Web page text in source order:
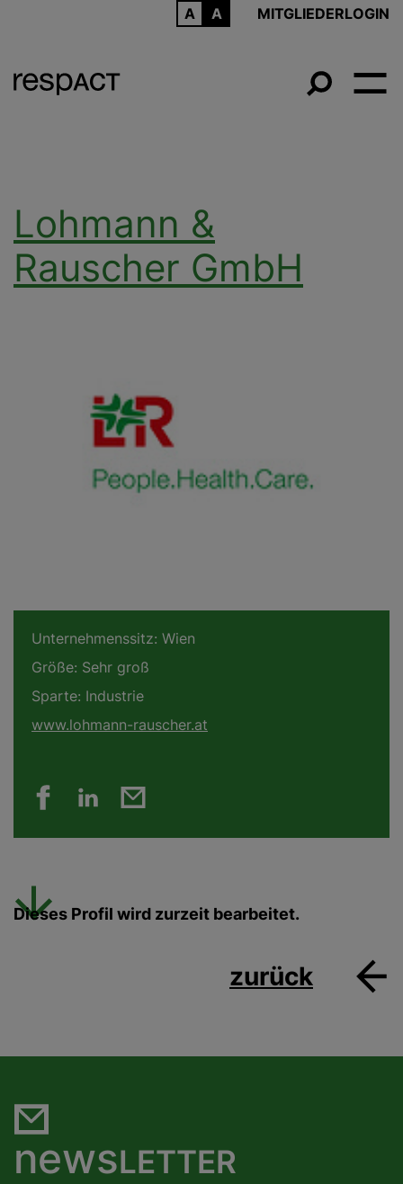
MITGLIEDERLOGIN
Lohmann &
Rauscher GmbH
Unternehmenssitz: Wien
Größe: Sehr groß
Sparte: Industrie
www.lohmann-rauscher.at
Dieses Profil wird zurzeit bearbeitet.
zurück
newsLETTER